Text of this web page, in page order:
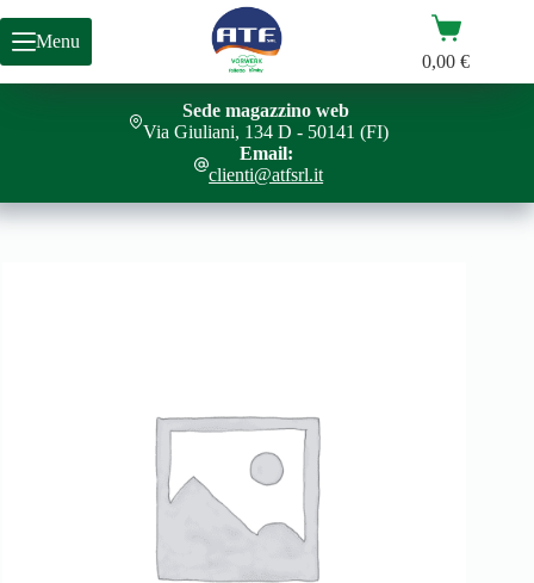
contenuto
SET COMPLETO PARQUET Aggiungi al carrello
Menu
Carrello
0,00€
Sede magazzino web
Via Giuliani, 134 D - 50141 (FI)
Email:
clienti@atfsrl.it